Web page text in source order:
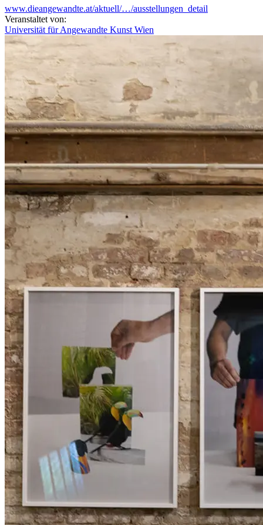
Eröffnung:
17.5.2021
16–19:30 Uhr
Öffnungszeit:
Di–Fr 14–19 Uhr
Sa, So und Feiertag 10–16 Uhr
...Mehr lesen
www.dieangewandte.at/aktuell/…/ausstellungen_detail
Veranstaltet von:
Universität für Angewandte Kunst Wien